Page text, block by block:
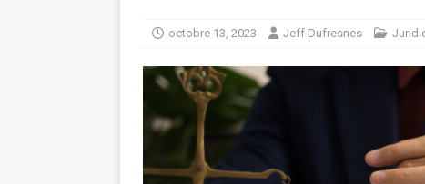
octobre 13, 2023 Jeff Dufresnes